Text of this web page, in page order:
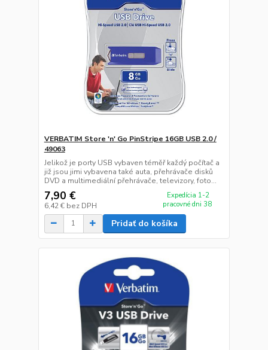
VERBATIM Store 'n' Go PinStripe 16GB USB 2.0 /
49063
Jelikož je porty USB vybaven téměř každý počítač a
již jsou jimi vybavena také auta, přehrávače disků
DVD a multimediální přehrávače, televizory, foto...
7,90 €
6,42 € bez DPH
Expedícia 1-2
pracovné dni 38
Pridať do košíka